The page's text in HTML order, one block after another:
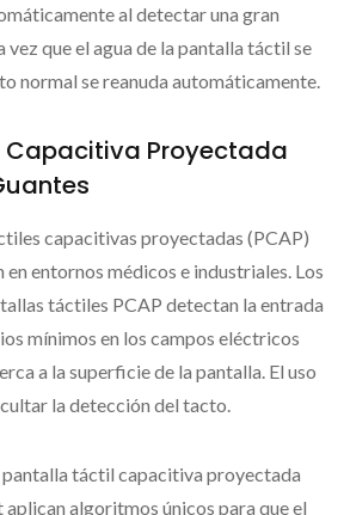
al detectar una gran
vez que el agua de la pantalla táctil se
normal se reanuda automáticamente.
Proyectada
capacitivas proyectadas (PCAP)
en entornos médicos e industriales. Los
táctiles PCAP detectan la entrada
mínimos en los campos eléctricos
a la superficie de la pantalla. El uso
la detección del tacto.
táctil capacitiva proyectada
algoritmos únicos para que el